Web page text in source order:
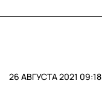
26 АВГУСТА 2021 09:18